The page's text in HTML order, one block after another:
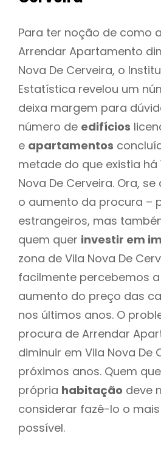
Para ter noção de como a
Arrendar Apartamento
Nova De Cerveira, o
Estatística revelou um
deixa margem para
número de edifícios
e apartamentos
metade do que existia há
Nova De Cerveira. Ora,
o aumento da procura –
estrangeiros, mas
quem quer investir em
zona de Vila Nova De
facilmente percebemos
aumento do preço das
nos últimos anos. O
procura de Arrendar
diminuir em Vila Nova De
próximos anos. Quem
própria habitação deve
considerar fazê-lo o
possível.